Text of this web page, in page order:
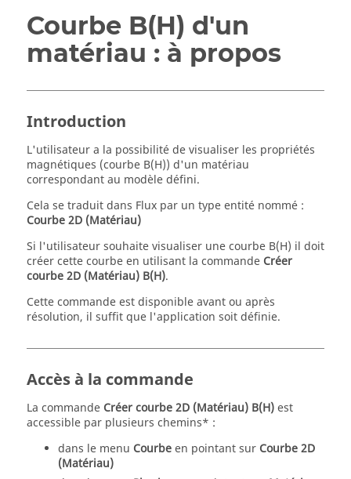
Courbe B(H) d'un
matériau : à propos
Introduction
L'utilisateur a la possibilité de visualiser les propriétés
magnétiques (courbe B(H)) d'un matériau
correspondant au modèle défini.
Cela se traduit dans Flux par un type entité nommé :
Courbe 2D (Matériau)
Si l'utilisateur souhaite visualiser une courbe B(H) il doit
créer cette courbe en utilisant la commande Créer
courbe 2D (Matériau) B(H).
Cette commande est disponible avant ou après
résolution, il suffit que l'application soit définie.
Accès à la commande
La commande Créer courbe 2D (Matériau) B(H)est
accessible par plusieurs chemins* :
dans le menu Courbeen pointant sur Courbe 2D
(Matériau)